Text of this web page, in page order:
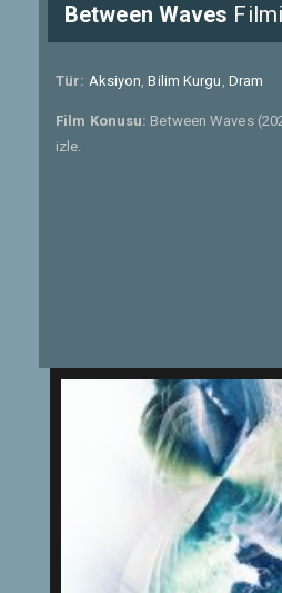
Between Waves
Tür: Aksiyon,Bilim Kurgu , Dram
Film Konusu: Between Waves
izle.